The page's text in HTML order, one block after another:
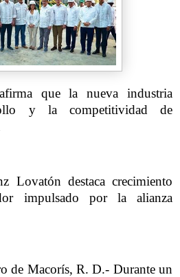
que la nueva industria
y la competitividad de
Lovatón destaca crecimiento
impulsado por la alianza
de Macorís, R. D.- Durante un